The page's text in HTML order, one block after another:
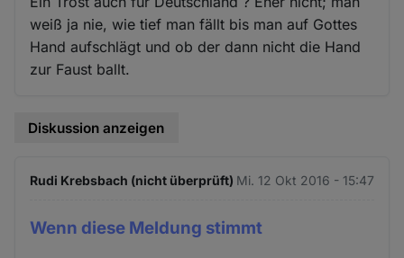
weiß ja nie, wie tief man fällt bis man auf Gottes
Hand aufschlägt und ob der dann nicht die Hand
zur Faust ballt.
Diskussion anzeigen
Rudi Krebsbach (nicht überprüft) Mi. 12 Okt 2016 - 15:47
Wenn diese Meldung stimmt